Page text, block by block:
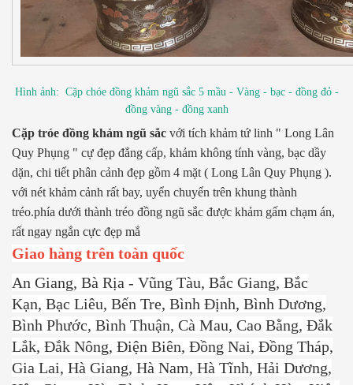
Hình ảnh: Cặp chóe đồng khảm ngũ sắc 5 mầu - Vàng - bạc - đồng đỏ -
đồng vàng - đồng xanh
Cặp tróe đồng khảm ngũ sắc với tích khảm tứ linh " Long Lân
Quy Phụng " cự đẹp đẳng cấp, khảm không tính vàng, bạc dầy
dặn, chi tiết phân cảnh đẹp gồm 4 mặt ( Long Lân Quy Phụng ).
với nét khảm cảnh rất bay, uyển chuyển trên khung thành
tréo.phía dưới thành tréo đồng ngũ sắc được khảm gấm chạm án,
rất ngay ngắn cực đẹp mắ
Giao hàng trên toàn quốc
An Giang, Bà Rịa - Vũng Tàu, Bắc Giang, Bắc
Kạn, Bạc Liêu, Bến Tre, Bình Định, Bình Dương,
Bình Phước, Bình Thuận, Cà Mau, Cao Bằng, Đắk
Lắk, Đắk Nông, Điện Biên, Đồng Nai, Đồng Tháp,
Gia Lai, Hà Giang, Hà Nam, Hà Tĩnh, Hải Dương,